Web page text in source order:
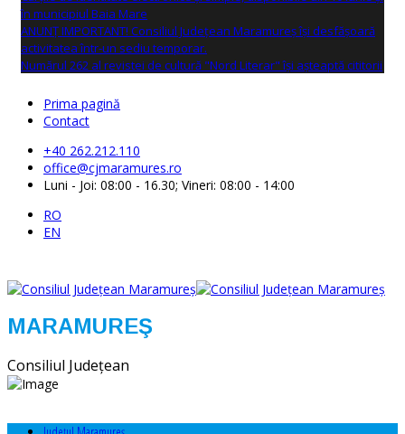
în municipiul Baia Mare
ANUNŢ IMPORTANT! Consiliul Județean Maramureș își desfășoară
activitatea într-un sediu temporar.
Numărul 262 al revistei de cultură "Nord Literar" își așteaptă cititorii
Prima pagină
Contact
+40 262.212.110
office@cjmaramures.ro
Luni - Joi: 08:00 - 16.30; Vineri: 08:00 - 14:00
RO
EN
MARAMUREŞ
Consiliul Judeţean